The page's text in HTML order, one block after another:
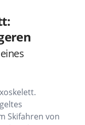
Skifahren von